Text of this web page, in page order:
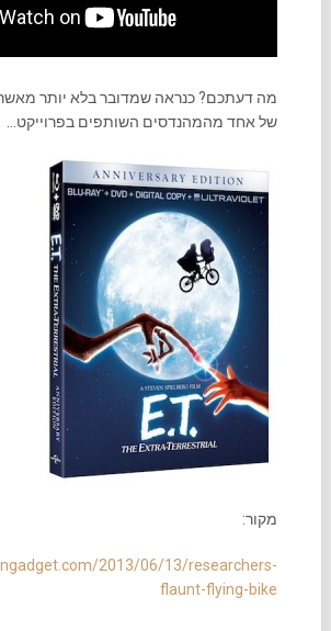
מה דעתכם? כנראה שמדובר בלא יותר
של אחד מהמהנדסים השותפים בפרוייקט…
מקור:
2013/06/13/researchers-
flaunt-flying-bike